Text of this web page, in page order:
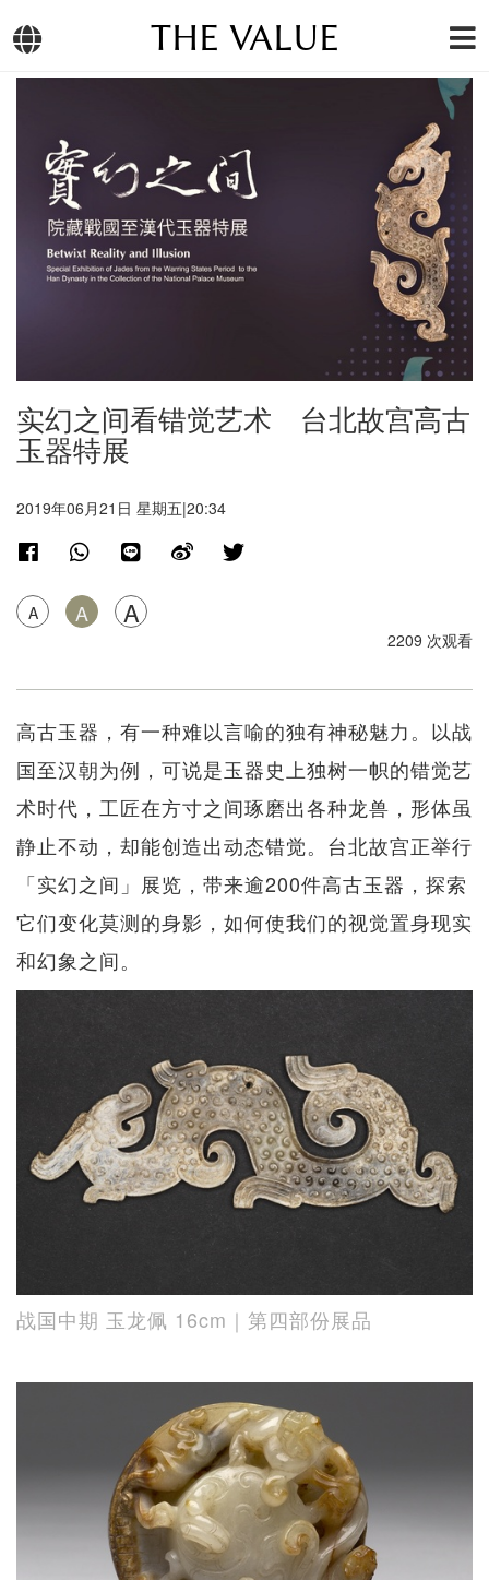
THE VALUE
实幻之间看错觉艺术 台北故宫高古
玉器特展
2019年06月21日 星期五|20:34
A A A
2209 次观看
高古玉器，有一种难以言喻的独有神秘魅力。以战
国至汉朝为例，可说是玉器史上独树一帜的错觉艺
术时代，工匠在方寸之间琢磨出各种龙兽，形体虽
静止不动，却能创造出动态错觉。台北故宫正举行
「实幻之间」展览，带来逾200件高古玉器，探索
它们变化莫测的身影，如何使我们的视觉置身现实
和幻象之间。
战国中期 玉龙佩 16cm｜第四部份展品